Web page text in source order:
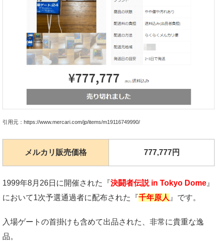
引用元：https://www.mercari.com/jp/items/m19116749990/
メルカリ販売価格 777,777円
1999年8月26日に開催された『決闘者伝説 in Tokyo Dome 』
において1次予選通過者に配布された『千年原人 』です。
入場ゲートの首掛けも含めて出品された、非常に貴重な逸
品。